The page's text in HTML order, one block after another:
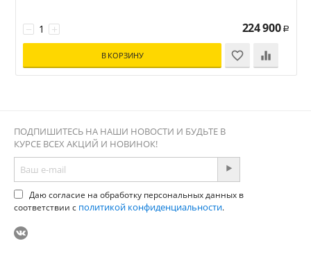
+
− 224 900 Р
В КОРЗИНУ
ПОДПИШИТЕСЬ НА НАШИ НОВОСТИ И БУДЬТЕ В
КУРСЕ ВСЕХ АКЦИЙ И НОВИНОК!
Даю согласие на обработку персональных данных в
соответствии с политикой конфиденциальности.